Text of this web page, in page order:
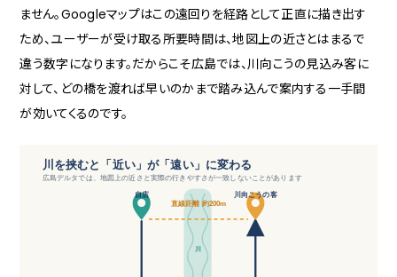
ません。Googleマップはこの遠回りを経路として正直に描き出す
ため、ユーザーが受け取る所要時間は、地図上の近さとはまるで
違う数字になります。だからこそ広島では、川向こうの見込み客に
対して、どの橋を渡れば早いのかまで踏み込んで案内する一手間
が効いてくるのです。
川を挟むと「近い」が「遠い」に変わる
広島デルタでは、地図上の近さと実際の行きやすさが一致しないことがあります
川
直線距離 約200m
自店 川向こうの客